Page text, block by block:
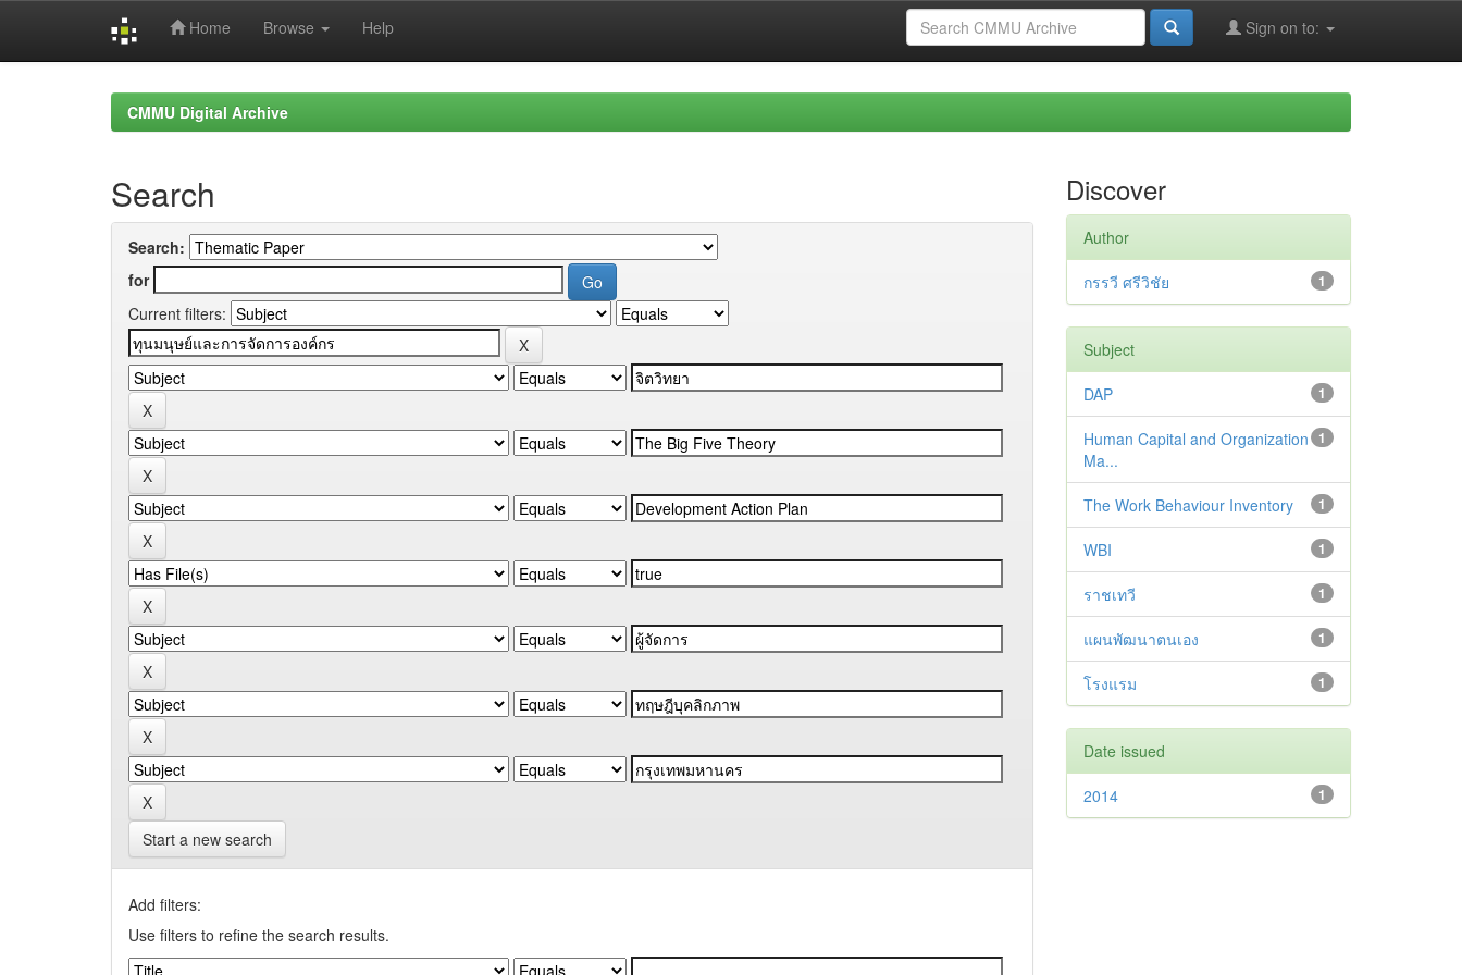
Home Browse Help Sign on to:
CMMU Digital Archive
Search
Search:
for
Current filters:
Start a new search
Add filters:
Use filters to refine the search results.
Discover
Author
1
กรรวี ศรีวิชัย
Subject
1
DAP
1
Human Capital and Organization
Ma...
1
The Work Behaviour Inventory
1
WBI
1
ราชเทวี
1
แผนพัฒนาตนเอง
1
โรงแรม
Date issued
1
2014